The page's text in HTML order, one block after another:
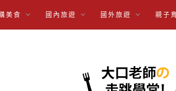
美食 國內旅遊 國外旅遊 親子